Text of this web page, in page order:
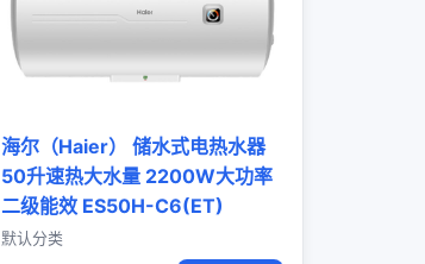
海尔（Haier） 储水式电热水器
50升速热大水量 2200W大功率
二级能效 ES50H-C6(ET)
默认分类